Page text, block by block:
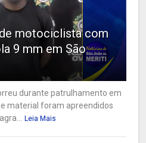
motociclista com
9 mm em São
durante patrulhamento em
material foram apreendidos
Leia Mais